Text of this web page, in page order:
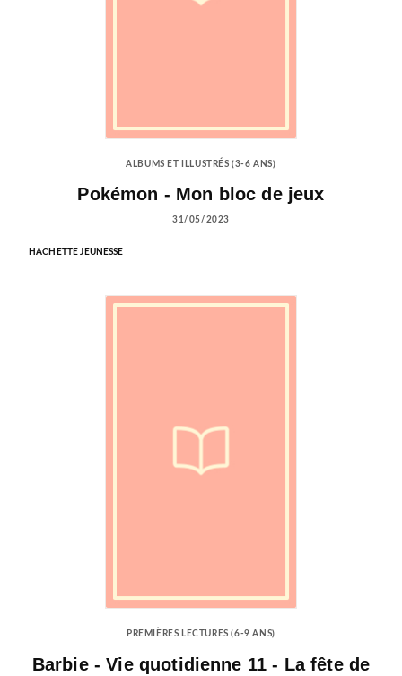
ALBUMS ET ILLUSTRÉS (3-6 ANS)
Pokémon - Mon bloc de jeux
31/05/2023
HACHETTE JEUNESSE
PREMIÈRES LECTURES (6-9 ANS)
Barbie - Vie quotidienne 11 - La fête de